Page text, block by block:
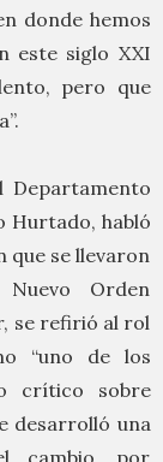
donde hemos
este siglo XXI
pero que
Departamento
Hurtado, habló
que se llevaron
Orden
se refirió al rol
“uno de los
crítico sobre
desarrolló una